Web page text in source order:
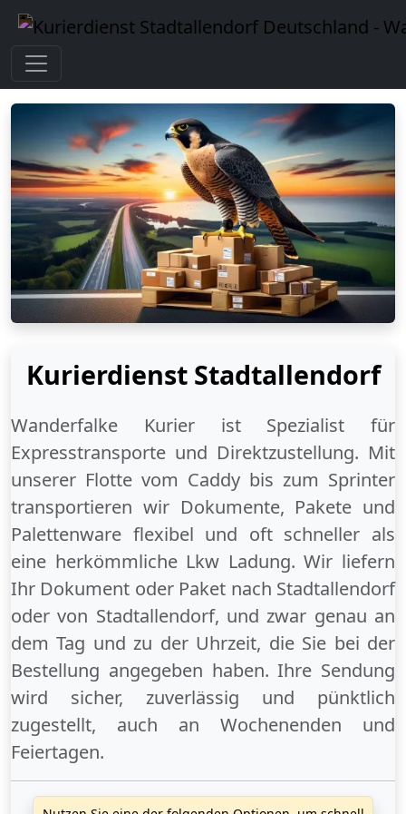
Kurierdienst Stadtallendorf
Wanderfalke Kurier ist Spezialist für
Expresstransporte und Direktzustellung. Mit
unserer Flotte vom Caddy bis zum Sprinter
transportieren wir Dokumente, Pakete und
Palettenware flexibel und oft schneller als
eine herkömmliche Lkw Ladung. Wir liefern
Ihr Dokument oder Paket nach Stadtallendorf
odervon Stadtallendorf, und zwar genau an
dem Tag und zu der Uhrzeit, die Sie bei der
Bestellung angegeben haben. Ihre Sendung
wird sicher, zuverlässig und pünktlich
zugestellt, auch an Wochenenden und
Feiertagen.